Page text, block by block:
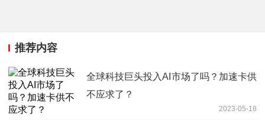
推荐内容
全球科技巨头投入AI市场了吗？加速卡供
不应求了？
2023-05-18